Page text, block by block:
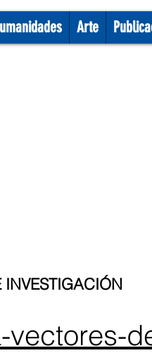
Arte
INVESTIGACIÓN
vectores-